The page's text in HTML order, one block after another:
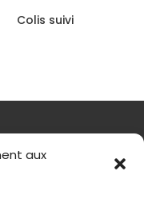
aux
Colis suivi